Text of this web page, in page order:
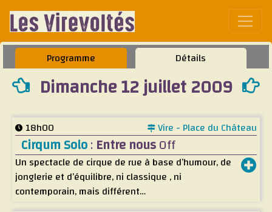
Programme Détails
Dimanche 12 juillet 2009
18h00 Vire - Place du Château
Cirqum Solo:Entre nousOff
Un spectacle de cirque de rue à base d’humour, de
jonglerie et d’équilibre, ni classique , ni
contemporain, mais différent…